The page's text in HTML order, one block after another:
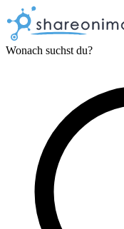
Wonach suchst du?